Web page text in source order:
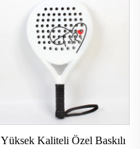
Yüksek Kaliteli Özel Baskılı